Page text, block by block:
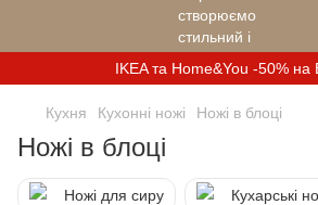
IKEA та Home&You -50%
Кухня Кухонні ножі Ножі в блоці
Ножі в блоці
Ножі для сиру Кухарські